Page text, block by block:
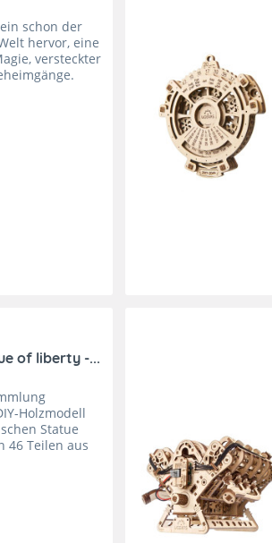
schon der
hervor, eine
versteckter
of liberty -...
Holzmodell
Statue
46 Teilen aus